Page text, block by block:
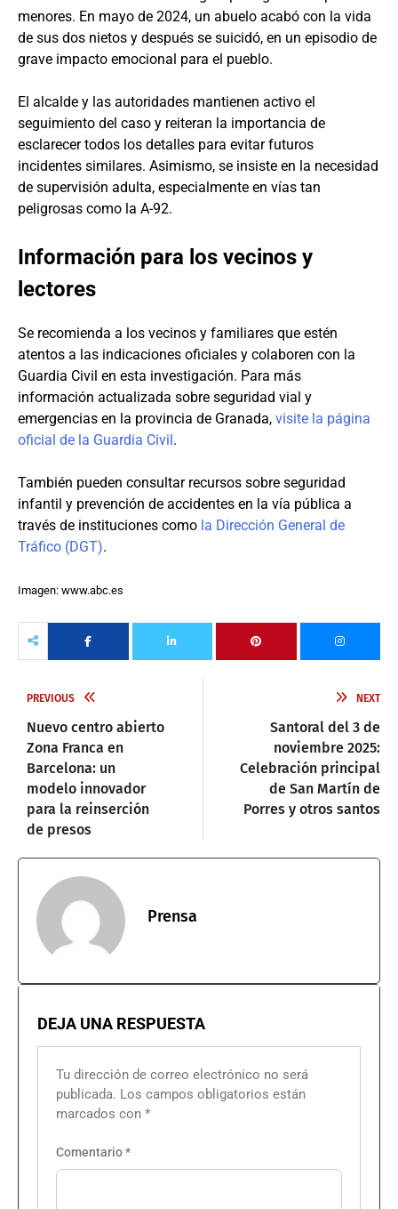
menores. En mayo de 2024, un abuelo acabó con la vida
de sus dos nietos y después se suicidó, en un episodio de
grave impacto emocional para el pueblo.
El alcalde y las autoridades mantienen activo el
seguimiento del caso y reiteran la importancia de
esclarecer todos los detalles para evitar futuros
incidentes similares. Asimismo, se insiste en la necesidad
de supervisión adulta, especialmente en vías tan
peligrosas como la A-92.
Información para los vecinos y
lectores
Se recomienda a los vecinos y familiares que estén
atentos a las indicaciones oficiales y colaboren con la
Guardia Civil en esta investigación. Para más
información actualizada sobre seguridad vial y
emergencias en la provincia de Granada, visite la página
oficial de la Guardia Civil.
También pueden consultar recursos sobre seguridad
infantil y prevención de accidentes en la vía pública a
través de instituciones como la Dirección General de
Tráfico (DGT).
Imagen: www.abc.es
PREVIOUS
Nuevo centro abierto
Zona Franca en
Barcelona: un
modelo innovador
para la reinserción
de presos
NEXT
Santoral del 3 de
noviembre 2025:
Celebración principal
de San Martín de
Porres y otros santos
Prensa
DEJA UNA RESPUESTA
Tu dirección de correo electrónico no será
publicada. Los campos obligatorios están
marcados con *
Comentario*